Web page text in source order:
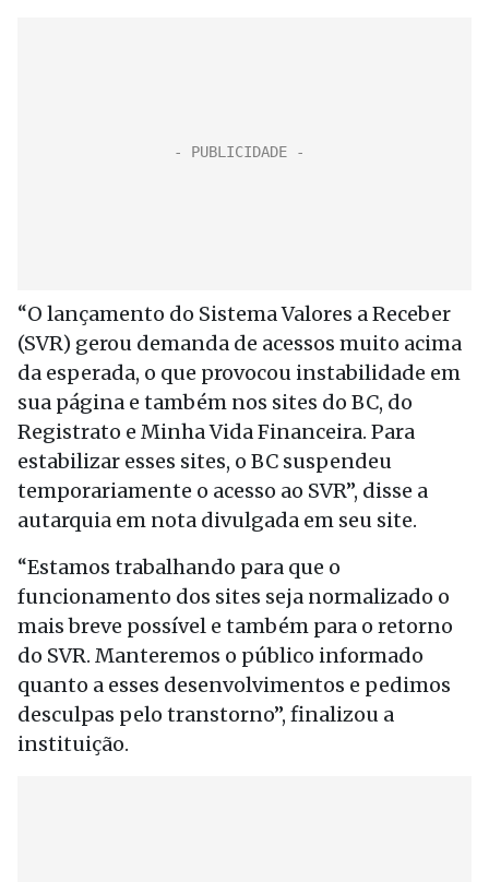
“O lançamento do Sistema Valores a Receber
(SVR) gerou demanda de acessos muito acima
da esperada, o que provocou instabilidade em
sua página e também nos sites do BC, do
Registrato e Minha Vida Financeira. Para
estabilizar esses sites, o BC suspendeu
temporariamente o acesso ao SVR”, disse a
autarquia em nota divulgada em seu site.
“Estamos trabalhando para que o
funcionamento dos sites seja normalizado o
mais breve possível e também para o retorno
do SVR. Manteremos o público informado
quanto a esses desenvolvimentos e pedimos
desculpas pelo transtorno”, finalizou a
instituição.